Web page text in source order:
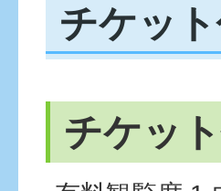
チケッ
チケッ